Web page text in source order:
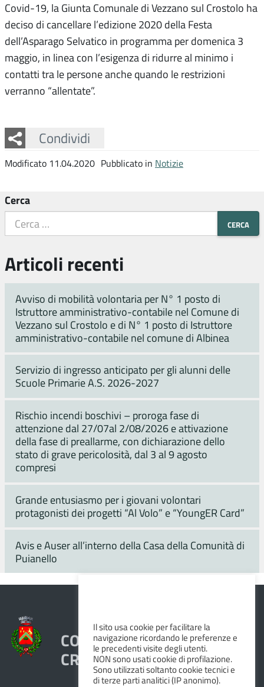
Covid-19, la Giunta Comunale di Vezzano sul Crostolo ha
deciso di cancellare l’edizione 2020 della Festa
dell’Asparago Selvatico in programma per domenica 3
maggio, in linea con l’esigenza di ridurre al minimo i
contatti tra le persone anche quando le restrizioni
verranno “allentate”.
Condividi
Facebook
Twitter
Whatsapp
Modificato 11.04.2020 Pubblicato in Notizie
Cerca
Articoli recenti
Avviso di mobilità volontaria per N° 1 posto di
Istruttore amministrativo-contabile nel Comune di
Vezzano sul Crostolo e di N° 1 posto di Istruttore
amministrativo-contabile nel comune di Albinea
Servizio di ingresso anticipato per gli alunni delle
Scuole Primarie A.S. 2026-2027
Rischio incendi boschivi – proroga fase di
attenzione dal 27/07al 2/08/2026 e attivazione
della fase di preallarme, con dichiarazione dello
stato di grave pericolosità, dal 3 al 9 agosto
compresi
Grande entusiasmo per i giovani volontari
protagonisti dei progetti “Al Volo” e “YoungER Card”
Avis e Auser all’interno della Casa della Comunità di
Puianello
COMUNE DI VEZZANO SUL
CROSTOLO
Il sito usa cookie per facilitare la
navigazione ricordando le preferenze e
le precedenti visite degli utenti.
NON sono usati cookie di profilazione.
Sono utilizzati soltanto cookie tecnici e
di terze parti analitici (IP anonimo).